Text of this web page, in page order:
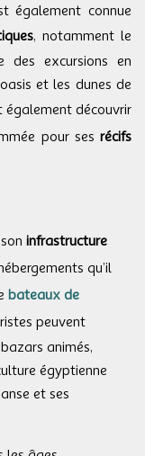
également connue
, notamment le
des excursions en
et les dunes de
également découvrir
pour sesrécifs
infrastructure
qu’il
bateaux de
peuvent
animés,
égyptienne
et ses